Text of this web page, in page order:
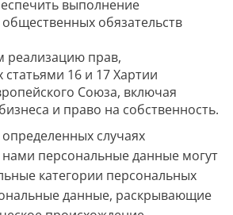
выполнение
обязательств
прав,
16 и 17 Хартии
Союза, включая
и право на собственность.
случаях
персональные данные могут
категории персональных
данные, раскрывающие